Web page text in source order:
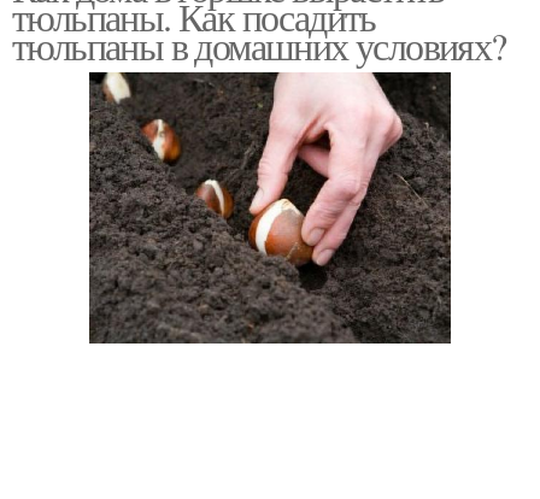
тюльпанами
условиях
тюльпаны. Как посадить
тюльпаны в домашних условиях?